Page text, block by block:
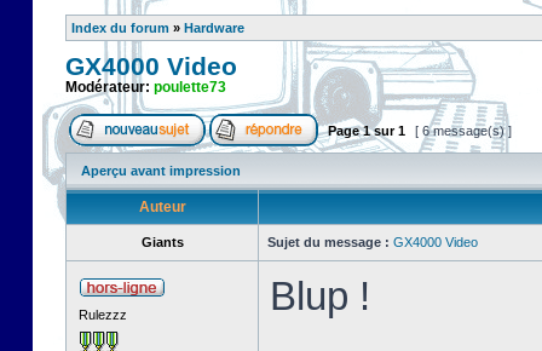
Index du forum » Hardware
GX4000 Video
Modérateur: poulette73
Page1sur1 [ 6 message(s) ]
Aperçu avant impression
Auteur
Giants Sujet du message : GX4000 Video
Rulezzz Blup !